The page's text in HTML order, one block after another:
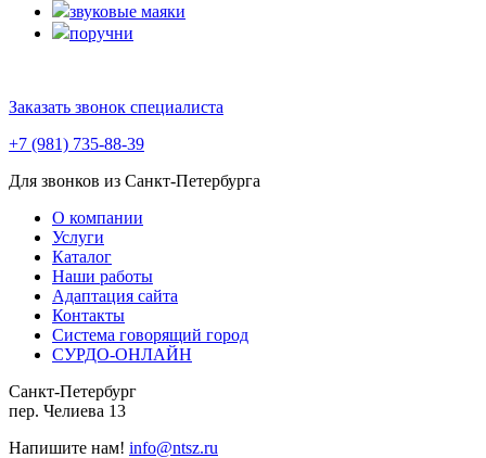
звуковые маяки
поручни
Заказать звонок специалиста
+7 (981) 735-88-39
Для звонков из Санкт-Петербурга
О компании
Услуги
Каталог
Наши работы
Адаптация сайта
Контакты
Система говорящий город
СУРДО-ОНЛАЙН
Санкт-Петербург
пер. Челиева 13
Напишите нам! info@ntsz.ru